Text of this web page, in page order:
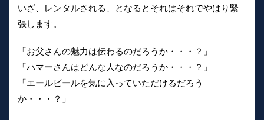
いざ、レンタルされる、となるとそれはそれでやはり緊
張します。
「お父さんの魅力は伝わるのだろうか・・・？」
「ハマーさんはどんな人なのだろうか・・・？」
「エールビールを気に入っていただけるだろう
か・・・？」